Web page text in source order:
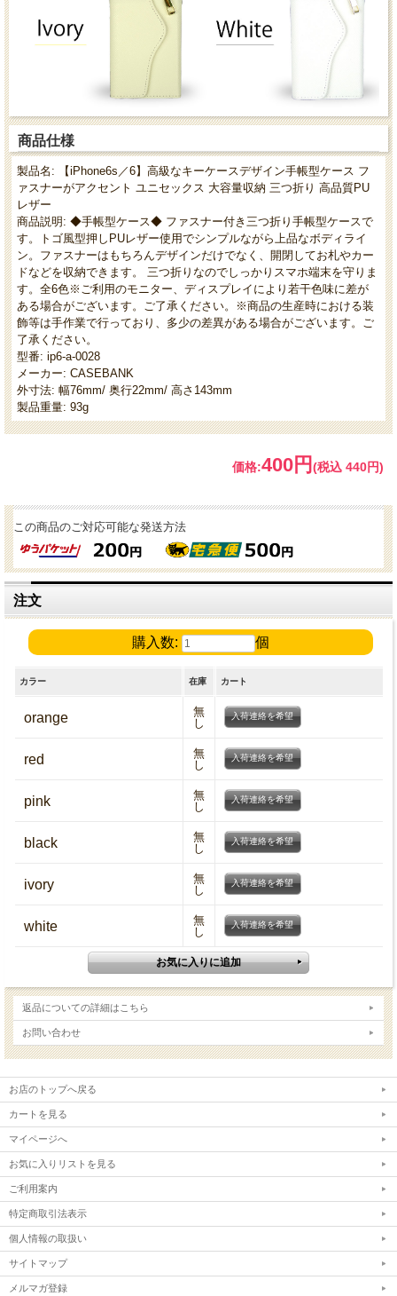
商品仕様
製品名: 【iPhone6s／6】高級なキーケースデザイン手帳型ケース フ
ァスナーがアクセント ユニセックス 大容量収納 三つ折り 高品質PU
レザー
商品説明: ◆手帳型ケース◆ ファスナー付き三つ折り手帳型ケースで
す。トゴ風型押しPUレザー使用でシンプルながら上品なボディライ
ン。ファスナーはもちろんデザインだけでなく、開閉してお札やカー
ドなどを収納できます。 三つ折りなのでしっかりスマホ端末を守りま
す。全6色※ご利用のモニター、ディスプレイにより若干色味に差が
ある場合がございます。ご了承ください。※商品の生産時における装
飾等は手作業で行っており、多少の差異がある場合がございます。ご
了承ください。
型番: ip6-a-0028
メーカー: CASEBANK
外寸法: 幅76mm/ 奥行22mm/ 高さ143mm
製品重量: 93g
価格:400円 (税込 440円)
この商品のご対応可能な発送方法
注文
購入数: 個
カラー 在庫 カート
orange
無
し
入荷連絡を希望
red
無
し
入荷連絡を希望
pink
無
し
入荷連絡を希望
black
無
し
入荷連絡を希望
ivory
無
し
入荷連絡を希望
white
無
し
入荷連絡を希望
返品についての詳細はこちら
お問い合わせ
お店のトップへ戻る
カートを見る
マイページへ
お気に入りリストを見る
ご利用案内
特定商取引法表示
個人情報の取扱い
サイトマップ
メルマガ登録